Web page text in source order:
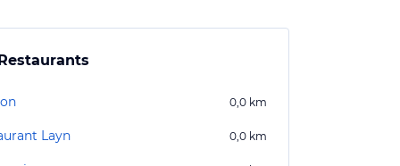
0,0 km
Layn 0,0 km